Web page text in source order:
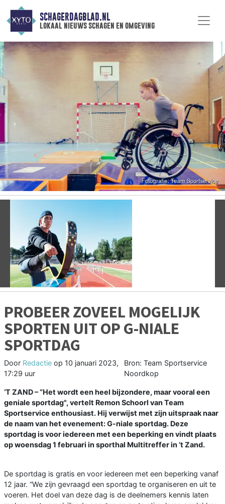
SCHAGERDAGBLAD.NL
lokaal nieuws schagen en omgeving
Vorige
PROBEER ZOVEEL MOGELIJK
SPORTEN UIT OP G-NIALE
SPORTDAG
Door Redactie op 10 januari 2023,
17:29 uur
Bron: Team Sportservice
Noordkop
‘T ZAND – “Het wordt een heel bijzondere, maar vooral een
geniale sportdag", vertelt Remon Schoorl van Team
Sportservice enthousiast. Hij verwijst met zijn uitspraak naar
de naam van het evenement: G-niale sportdag. Deze
sportdag is voor iedereen met een beperking en vindt plaats
op woensdag 1 februari in sporthal Multitreffer in ’t Zand.
De sportdag is gratis en voor iedereen met een beperking vanaf
12 jaar. “We zijn gevraagd een sportdag te organiseren en uit te
voeren. Het doel van deze dag is de deelnemers kennis laten